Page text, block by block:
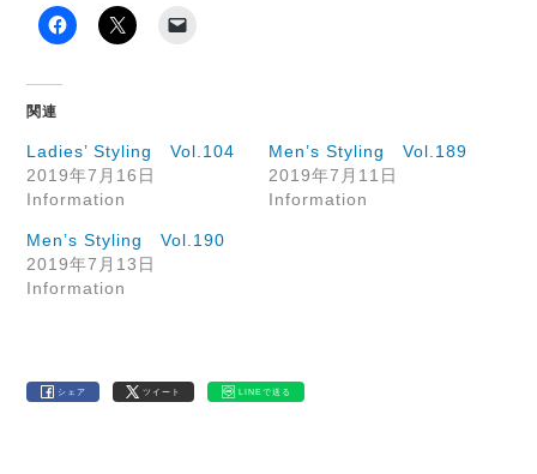
関連
Ladies’ Styling Vol.104
2019年7月16日
Information
Men’s Styling Vol.189
2019年7月11日
Information
Men’s Styling Vol.190
2019年7月13日
Information
シェア ツイート LINEで送る